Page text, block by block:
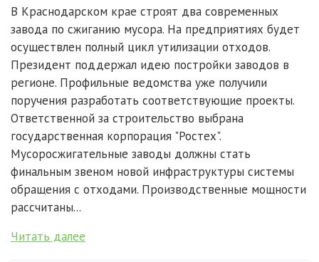
В Краснодарском крае строят два современных
завода по сжиганию мусора. На предприятиях будет
осуществлен полный цикл утилизации отходов.
Президент поддержал идею постройки заводов в
регионе. Профильные ведомства уже получили
поручения разработать соответствующие проекты.
Ответственной за строительство выбрана
государственная корпорация "Ростех".
Мусоросжигательные заводы должны стать
финальным звеном новой инфраструктуры системы
обращения с отходами. Производственные мощности
рассчитаны...
Читать далее